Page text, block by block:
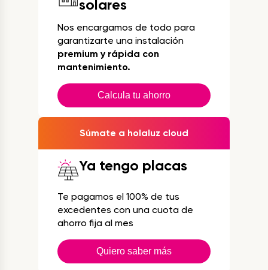
solares
Nos encargamos de todo para
garantizarte una instalación
premium y rápida con
mantenimiento.
Calcula tu ahorro
Súmate a holaluz cloud
Ya tengo placas
Te pagamos el 100% de tus
excedentes con una cuota de
ahorro fija al mes
Quiero saber más